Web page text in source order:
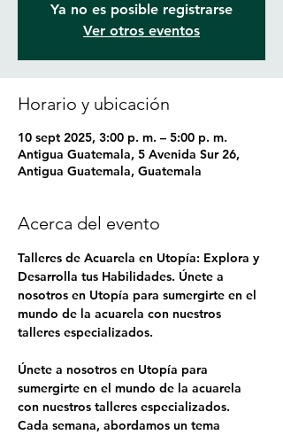
Ya no es posible registrarse
Ver otros eventos
Horario y ubicación
10 sept 2025, 3:00 p. m. – 5:00 p. m.
Antigua Guatemala, 5 Avenida Sur 26,
Antigua Guatemala, Guatemala
Acerca del evento
Talleres de Acuarela en Utopía: Explora y
Desarrolla tus Habilidades. Únete a
nosotros en Utopía para sumergirte en el
mundo de la acuarela con nuestros
talleres especializados.
Únete a nosotros en Utopía para
sumergirte en el mundo de la acuarela
con nuestros talleres especializados.
Cada semana, abordamos un tema